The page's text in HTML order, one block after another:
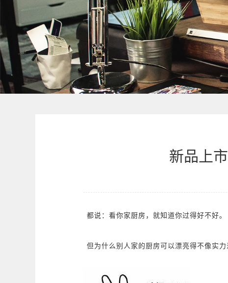
新品上
都说：看你家厨房，就知道你过得好不好。
但为什么别人家的厨房可以漂亮得不像实力